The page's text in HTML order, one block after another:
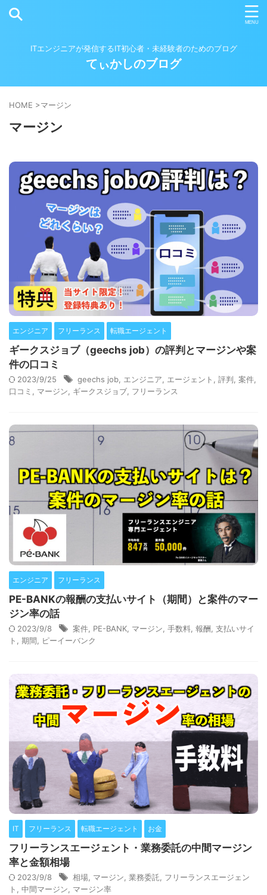
ITエンジニアが発信するIT初心者・未経験者のためのブログ
てぃかしのブログ
HOME >マージン
マージン
エンジニア フリーランス 転職エージェント
ギークスジョブ（geechs job）の評判とマージンや案
件の口コミ
2023/9/25 geechs job エンジニア エージェント 評判 案件
口コミ
マージン ギークスジョブ フリーランス
エンジニア フリーランス
PE-BANKの報酬の支払いサイト（期間）と案件のマー
ジン率の話
2023/9/8 案件 PE-BANK マージン 手数料 報酬 支払いサイ
ト
期間 ピーイーバンク
IT フリーランス 転職エージェント お金
フリーランスエージェント・業務委託の中間マージン
率と金額相場
2023/9/8 相場, マージン, 業務委託, フリーランスエージェン
ト , 中間マージン, マージン率